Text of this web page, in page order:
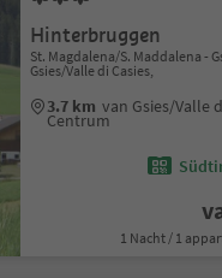
Hinterbruggen
St. Magdalena/S. Maddalena -
Gsies/Valle di Casies,
3.7 km van Gsies/Valle
Centrum
1 Nacht / 1